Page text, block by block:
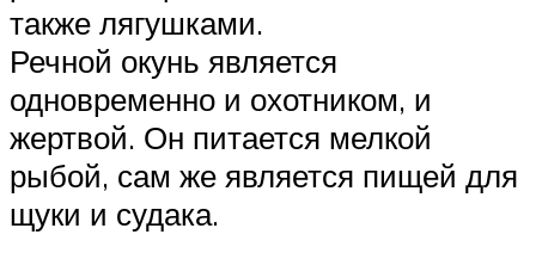
также лягушками.
Речной окунь является
одновременно и охотником, и
жертвой. Он питается мелкой
рыбой, сам же является пищей для
щуки и судака.